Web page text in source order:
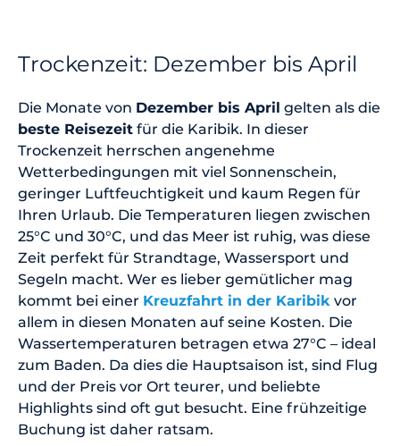
Trockenzeit: Dezember bis April
Die Monate von Dezember bis April gelten als die
beste Reisezeit für die Karibik. In dieser
Trockenzeit herrschen angenehme
Wetterbedingungen mit viel Sonnenschein,
geringer Luftfeuchtigkeit und kaum Regen für
Ihren Urlaub. Die Temperaturen liegen zwischen
25°C und 30°C, und das Meer ist ruhig, was diese
Zeit perfekt für Strandtage, Wassersport und
Segeln macht. Wer es lieber gemütlicher mag
kommt bei einer Kreuzfahrt in der Karibik vor
allem in diesen Monaten auf seine Kosten. Die
Wassertemperaturen betragen etwa 27°C – ideal
zum Baden. Da dies die Hauptsaison ist, sind Flug
und der Preis vor Ort teurer, und beliebte
Highlights sind oft gut besucht. Eine frühzeitige
Buchung ist daher ratsam.